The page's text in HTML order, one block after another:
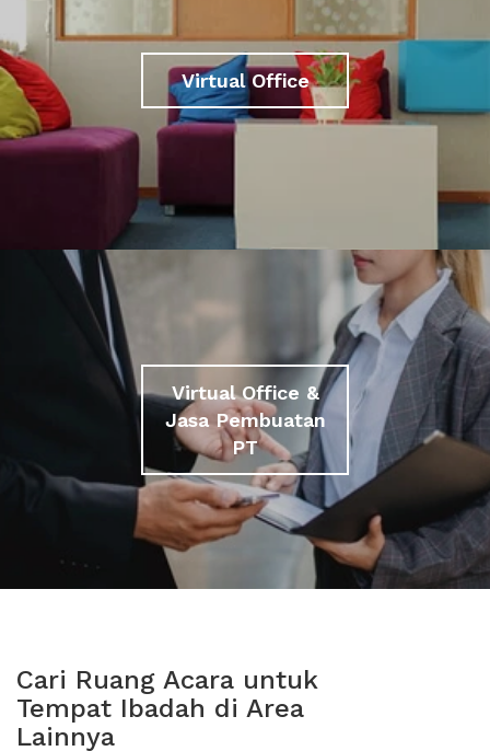
Virtual Office
Virtual Office &
Jasa Pembuatan
PT
Cari Ruang Acara untuk
Tempat Ibadah di Area
Lainnya